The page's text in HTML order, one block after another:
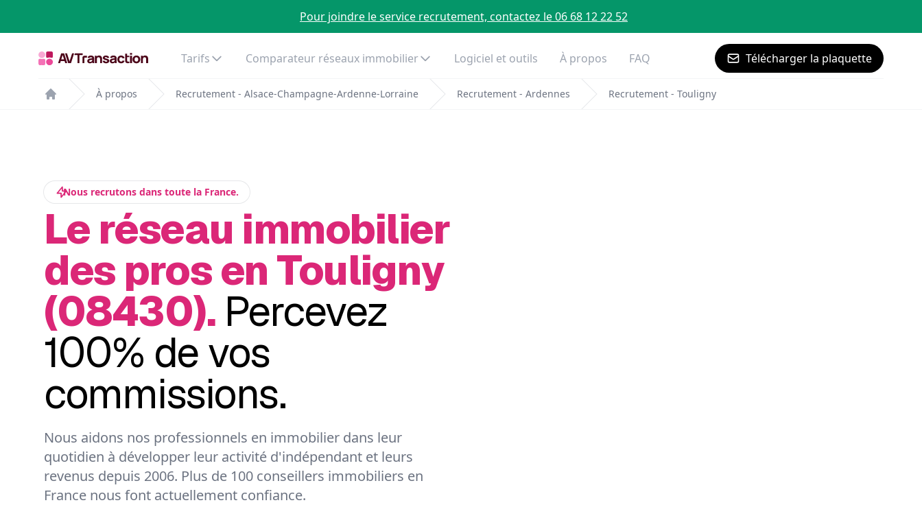
Pour joindre le service recrutement, contactez le 06 68 12 22 52
Tarifs Comparateur réseaux immobilier Logiciel et outils À propos FAQ Télécharger la plaquette
Home
À propos Recrutement - Alsace-Champagne-Ardenne-Lorraine Recrutement - Ardennes Recrutement - Touligny
Nous recrutons dans toute la France.
Le réseau immobilier
des pros en Touligny
(08430). Percevez
100% de vos
commissions.
Nous aidons nos professionnels en immobilier dans leur
quotidien à développer leur activité d'indépendant et leurs
revenus depuis 2006. Plus de 100 conseillers immobiliers en
France nous font actuellement confiance.